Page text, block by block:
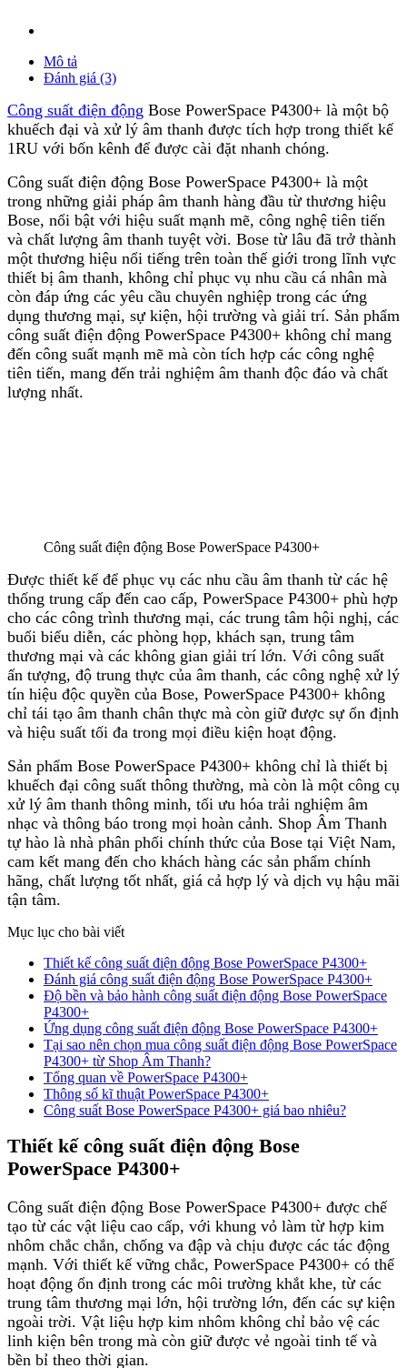
Mô tả
Đánh giá (3)
Công suất điện động Bose PowerSpace P4300+ là một bộ
khuếch đại và xử lý âm thanh được tích hợp trong thiết kế
1RU với bốn kênh để được cài đặt nhanh chóng.
Công suất điện động Bose PowerSpace P4300+ là một
trong những giải pháp âm thanh hàng đầu từ thương hiệu
Bose, nổi bật với hiệu suất mạnh mẽ, công nghệ tiên tiến
và chất lượng âm thanh tuyệt vời. Bose từ lâu đã trở thành
một thương hiệu nổi tiếng trên toàn thế giới trong lĩnh vực
thiết bị âm thanh, không chỉ phục vụ nhu cầu cá nhân mà
còn đáp ứng các yêu cầu chuyên nghiệp trong các ứng
dụng thương mại, sự kiện, hội trường và giải trí. Sản phẩm
công suất điện động PowerSpace P4300+ không chỉ mang
đến công suất mạnh mẽ mà còn tích hợp các công nghệ
tiên tiến, mang đến trải nghiệm âm thanh độc đáo và chất
lượng nhất.
Công suất điện động Bose PowerSpace P4300+
Được thiết kế để phục vụ các nhu cầu âm thanh từ các hệ
thống trung cấp đến cao cấp, PowerSpace P4300+ phù hợp
cho các công trình thương mại, các trung tâm hội nghị, các
buổi biểu diễn, các phòng họp, khách sạn, trung tâm
thương mại và các không gian giải trí lớn. Với công suất
ấn tượng, độ trung thực của âm thanh, các công nghệ xử lý
tín hiệu độc quyền của Bose, PowerSpace P4300+ không
chỉ tái tạo âm thanh chân thực mà còn giữ được sự ổn định
và hiệu suất tối đa trong mọi điều kiện hoạt động.
Sản phẩm Bose PowerSpace P4300+ không chỉ là thiết bị
khuếch đại công suất thông thường, mà còn là một công cụ
xử lý âm thanh thông minh, tối ưu hóa trải nghiệm âm
nhạc và thông báo trong mọi hoàn cảnh. Shop Âm Thanh
tự hào là nhà phân phối chính thức của Bose tại Việt Nam,
cam kết mang đến cho khách hàng các sản phẩm chính
hãng, chất lượng tốt nhất, giá cả hợp lý và dịch vụ hậu mãi
tận tâm.
Mục lục cho bài viết
Thiết kế công suất điện động Bose PowerSpace P4300+
Đánh giá công suất điện động Bose PowerSpace P4300+
Độ bền và bảo hành công suất điện động Bose PowerSpace
P4300+
Ứng dụng công suất điện động Bose PowerSpace P4300+
Tại sao nên chọn mua công suất điện động Bose PowerSpace
P4300+ từ Shop Âm Thanh?
Tổng quan về PowerSpace P4300+
Thông số kĩ thuật PowerSpace P4300+
Công suất Bose PowerSpace P4300+ giá bao nhiêu?
Thiết kế công suất điện động Bose
PowerSpace P4300+
Công suất điện động Bose PowerSpace P4300+ được chế
tạo từ các vật liệu cao cấp, với khung vỏ làm từ hợp kim
nhôm chắc chắn, chống va đập và chịu được các tác động
mạnh. Với thiết kế vững chắc, PowerSpace P4300+ có thể
hoạt động ổn định trong các môi trường khắt khe, từ các
trung tâm thương mại lớn, hội trường lớn, đến các sự kiện
ngoài trời. Vật liệu hợp kim nhôm không chỉ bảo vệ các
linh kiện bên trong mà còn giữ được vẻ ngoài tinh tế và
bền bỉ theo thời gian.